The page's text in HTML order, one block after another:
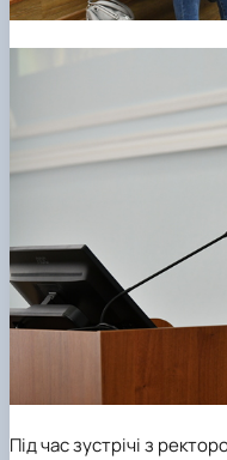
Під час зустрічі з